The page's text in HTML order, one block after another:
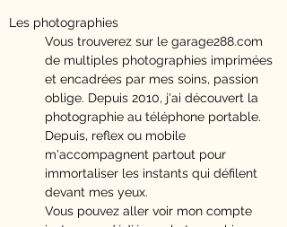
Les photographies
Vous trouverez sur le garage288.com
de multiples photographies imprimées
et encadrées par mes soins, passion
oblige. Depuis 2010, j'ai découvert la
photographie au téléphone portable.
Depuis, reflex ou mobile
m'accompagnent partout pour
immortaliser les instants qui défilent
devant mes yeux.
Vous pouvez aller voir mon compte